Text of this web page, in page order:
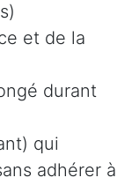
et de la
durant
qui
adhérer à